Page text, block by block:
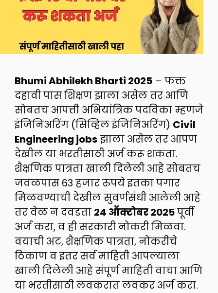
Bhumi Abhilekh Bharti 2025 – फक्त
दहावी पास शिक्षण झाला असेल तर आणि
सोबतच आपत्ती अभियांत्रिक पदविका म्हणजे
इंजिनिअरिंग (सिव्हिल इंजिनिअरिंग) Civil
Engineering jobsझाला असेल तर आपण
देखील या भरतीसाठी अर्ज करू शकता.
शैक्षणिक पात्रता खाली दिलेली आहे सोबतच
जवळपास 63 हजार रुपये इतका पगार
मिळवण्याची देखील सुवर्णसंधी आलेली आहे
तर वेळ न दवडता 24 ऑक्टोबर 2025पूर्वी
अर्ज करा, व ही सरकारी नोकरी मिळवा.
वयाची अट, शैक्षणिक पात्रता, नोकरीचे
ठिकाण व इतर सर्व माहिती आपल्याला
खाली दिलेली आहे संपूर्ण माहिती वाचा आणि
या भरतीसाठी लवकरात लवकर अर्ज करा.